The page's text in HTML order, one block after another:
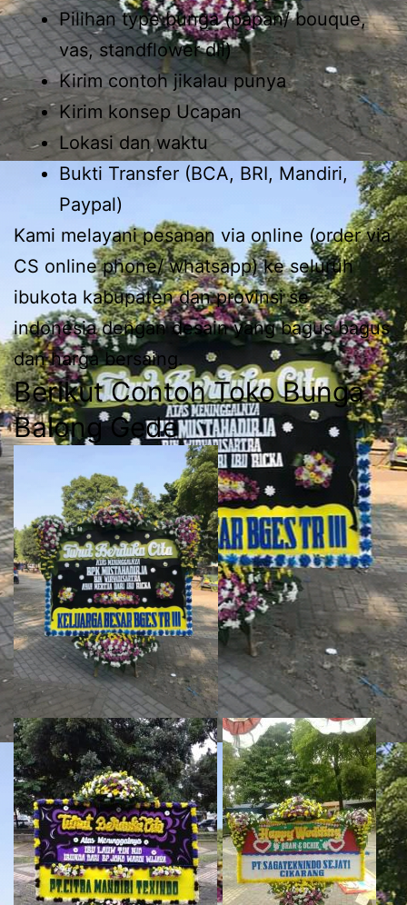
Pilihan type bunga (papan/ bouque,
vas, standflower dll)
Kirim contoh jikalau punya
Kirim konsep Ucapan
Lokasi dan waktu
Bukti Transfer (BCA, BRI, Mandiri,
Paypal)
Kami melayani pesanan via online (order via
CS online phone/ whatsapp) ke seluruh
ibukota kabupaten dan provinsi se
indonesia dengan desain yang bagus bagus
dan harga bersaing.
Berikut Contoh Toko Bunga
Balong Gede